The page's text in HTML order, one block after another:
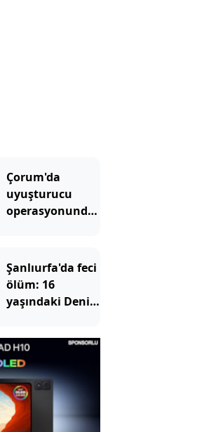
Çorum'da
uyuşturucu
operasyonunda
Şanlıurfa'da feci
ölüm: 16
yaşındaki Deniz
düşerek
hayatını
kaybetti